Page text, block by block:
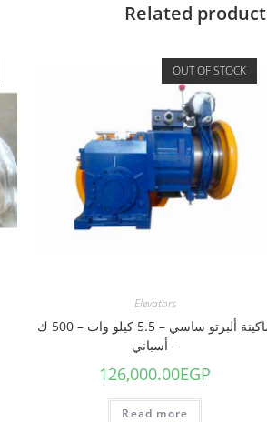
Related
OUT OF STOCK
Elevators
ماكينة ألبرتو ساسي – 5.5 كيلو وات – 500 ك
– أسباني
126,000.00EGP
Read more